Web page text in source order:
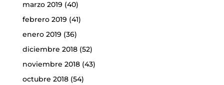
marzo 2019 (40)
febrero 2019 (41)
enero 2019 (36)
diciembre 2018(52)
noviembre 2018(43)
octubre 2018(54)